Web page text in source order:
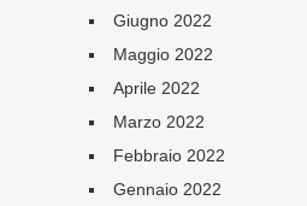
Giugno 2022
Maggio 2022
Aprile 2022
Marzo 2022
Febbraio 2022
Gennaio 2022